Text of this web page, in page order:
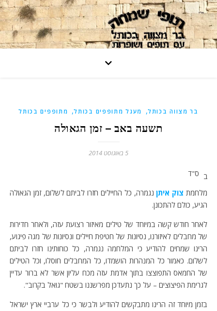
בר מצווה בכותל, מעגל מתופפים בכותל, מתופפים בכותל
תשעה באב – זמן הגאולה
5 באוגוסט 2014
ב ס"ד
מלחמת צוק איתןנגמרה, כל החיילים חזרו לביתם לשלום, זמן הגאולה
הגיע, כולם להתכונן.
לאחר חודש קשה במיוחד של טילים מאיזור רצועת עזה, ולאחר חדירות
של מחבלים לאיזורנו, נסיונות של חטיפת חיילים ונסיונות של מגה פיגוע,
הרינו שמחים להודיע כי המלחמה נגמרה, כל כוחותינו חזרו לביתם
לשלום. כאמור כל המנהרות הושמדו, כל המחבלים חוסלו, וכל הטילים
של החמאס התפוצצו בתוך אדמת עזה מכח עליון אשר לא ברור עדיין
לגרימת הפיצוצים – על כך נתעדכן מפרשננו בשטח "גואל בקרוב".
בזמן מיוחד זה הרינו מתבקשים להודיע ולבשר כי כל ערביי ארץ ישראל